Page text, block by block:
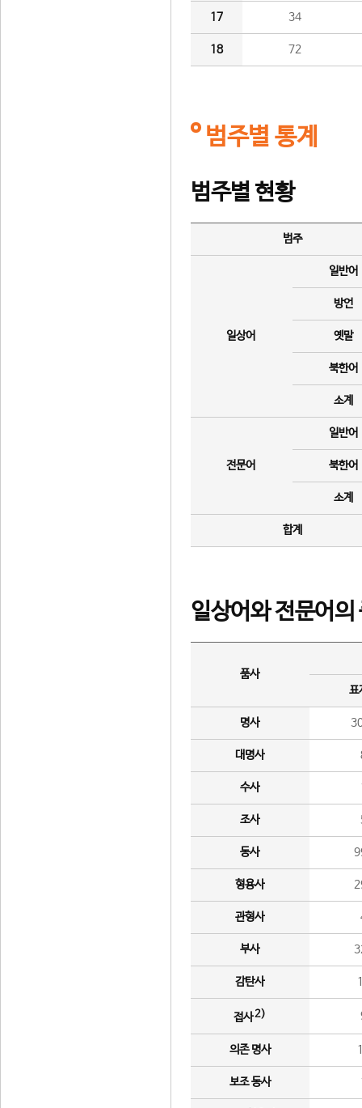
17 34
18 72
범주별 통계
범주별 현황
범주
일상어
일반어
방언
옛말
북한어
소계
전문어
일반어
북한어
소계
합계
일상어와 전문어의
품사
표
명사
대명사
수사
조사
동사
형용사
관형사
부사
감탄사
접사2)
의존 명사
보조 동사